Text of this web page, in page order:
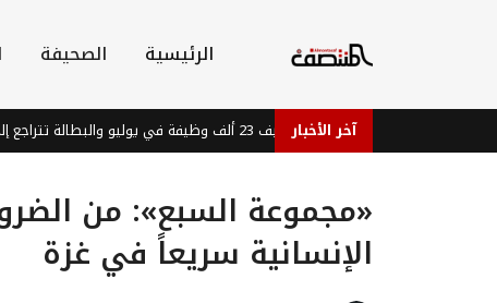
الرئيسية الصحيفة
آخر الأخبارالاقتصاد الأمريكي يضيف 23 ألف وظيفة في يوليو والبطالة تتراجع إلى 4.1%
«مجموعة السبع»: من
الإنسانية سريعاً في غزة